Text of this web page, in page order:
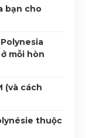
bạn cho
mỗi hòn
(và cách
thuộc